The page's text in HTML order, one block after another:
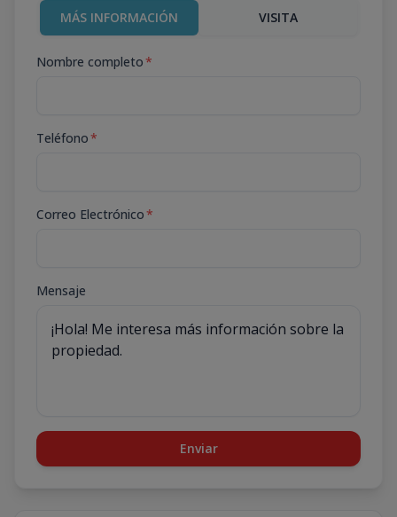
MÁS INFORMACIÓN VISITA
Nombre completo*
Teléfono*
Correo Electrónico*
Mensaje
Enviar